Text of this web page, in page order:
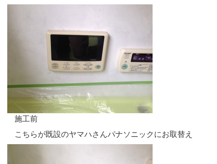
施工前
こちらが既設のヤマハさんパナソニックにお取替え